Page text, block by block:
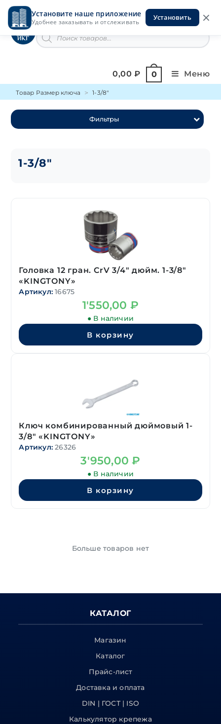
Установите наше приложение
Удобнее заказывать и отслеживать
Установить
Перейти
содержимомуИнструменты на Горской
товаров
0,00₽ 0 Меню
Товар Размер ключа 1-3/8"
Фильтры
1-3/8"
Головка 12 гран. CrV 3/4″ дюйм. 1-3/8″
«KINGTONY»
Артикул: 16675
1'550,00 ₽
● В наличии
В корзину
Ключ комбинированный дюймовый 1-
3/8″ «KINGTONY»
Артикул: 26326
3'950,00₽
● В наличии
В корзину
Больше товаров нет
КАТАЛОГ
Магазин
Каталог
Прайс-лист
Доставка и оплата
DIN | ГОСТ | ISO
Калькулятор крепежа